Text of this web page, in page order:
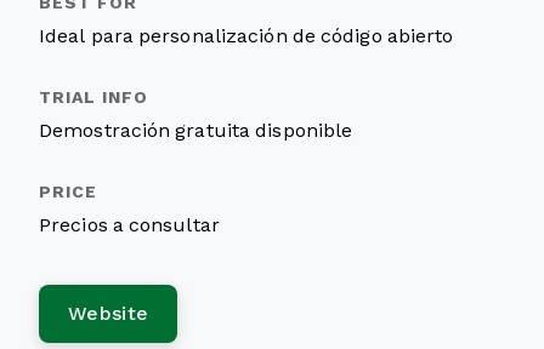
Ideal para personalización de código abierto
Demostración gratuita disponible
Precios a consultar
Website